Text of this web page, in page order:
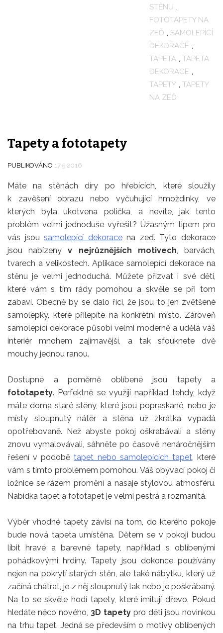
STĚNU ,
FOTOTAPETY NA
ZEĎ , SAMOLEPÍCÍ
DEKORACE ,
TAPETA , TAPETA
DEKORACE ,
TAPETY , TAPETY
NA ZEĎ
Tapety a fototapety
PUBLIKOVÁNO 17.5.2016
Máte na stěnách díry po hřebících, které sloužily
k zavěšení obrazu nebo vyčuhující hmoždinky, ve
kterých byla ukotvena polička, a nevíte, jak tento
problém velmi jednoduše vyřešit? Úžasným tipem pro
vás jsousamolepící dekoracena zeď. Tyto dekorace
jsou nabízenyv nejrůznějších motivech, barvách,
tvarech a velikostech. Aplikace samolepící dekorace na
stěnu je velmi jednoduchá. Můžete přizvat i své děti,
které vám s tím rády pomohou a skvěle se při tom
zabaví. Obecně by se dalo říci, že jsou to jen zvětšené
samolepky, které přilepíte na konkrétní místo. Zároveň
samolepící dekorace působí velmi moderně a udělá váš
interiér mnohem zajímavější, a tak sfouknete dvě
mouchy jednou ranou.
Dostupné a poměrně oblíbené jsou tapety a
fototapety. Perfektně se využijí například tehdy, když
máte doma staré stěny, které jsou popraskané, nebo je
místy sloupnutý nátěr a stěna už zkrátka vypadá
opotřebovaně. Než abyste pokoj oškrabávali a stěny
znovu vymalovávali, sáhněte po časově nenáročnějším
řešení v podobětapet nebo samolepících tapet, které
vám s tímto problémem pomohou. Váš obývací pokoj či
ložnice se rázem promění a nasaje stylovou atmosféru.
Nabídka tapet a fototapet je velmi pestrá a rozmanitá.
Výběr vhodné tapety závisí na tom, do kterého pokoje
bude nová tapeta umístěna. Dětem se v pokoji budou
líbit hravé a barevné tapety, například s oblíbenými
pohádkovými hrdiny. Tapety jsou dokonce používány
nejen na pokrytí starých stěn, ale také nábytku, který už
začíná chátrat, je z něj sloupnutý lak nebo je poškrábaný.
Na to se skvěle hodí tapety, které imitují dřevo. Pokud
hledáte něco nového, 3D tapety pro děti jsou novinkou
na trhu tapet. Jedná se především o motivy oblíbených